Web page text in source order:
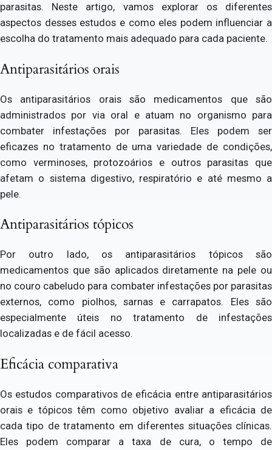
parasitas. Neste artigo, vamos explorar os diferentes
aspectos desses estudos e como eles podem influenciar a
escolha do tratamento mais adequado para cada paciente.
Antiparasitários orais
Os antiparasitários orais são medicamentos que são
administrados por via oral e atuam no organismo para
combater infestações por parasitas. Eles podem ser
eficazes no tratamento de uma variedade de condições,
como verminoses, protozoários e outros parasitas que
afetam o sistema digestivo, respiratório e até mesmo a
pele.
Antiparasitários tópicos
Por outro lado, os antiparasitários tópicos são
medicamentos que são aplicados diretamente na pele ou
no couro cabeludo para combater infestações por parasitas
externos, como piolhos, sarnas e carrapatos. Eles são
especialmente úteis no tratamento de infestações
localizadas e de fácil acesso.
Eficácia comparativa
Os estudos comparativos de eficácia entre antiparasitários
orais e tópicos têm como objetivo avaliar a eficácia de
cada tipo de tratamento em diferentes situações clínicas.
Eles podem comparar a taxa de cura, o tempo de